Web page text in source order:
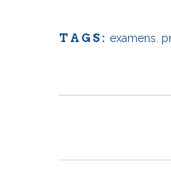
TAGS: examens